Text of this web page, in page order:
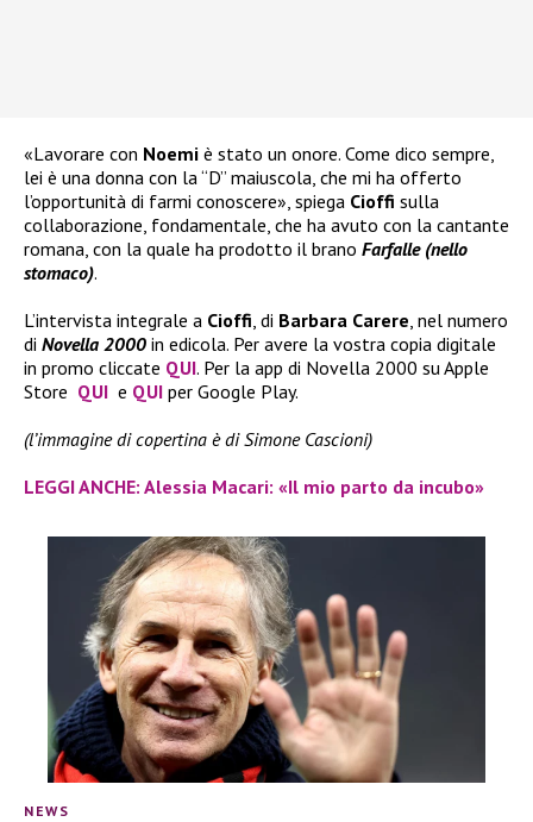
«Lavorare con Noemi è stato un onore. Come dico sempre,
lei è una donna con la “D” maiuscola, che mi ha offerto
l’opportunità di farmi conoscere», spiega Cioffi sulla
collaborazione, fondamentale, che ha avuto con la cantante
romana, con la quale ha prodotto il brano Farfalle (nello
stomaco).
L’intervista integrale a Cioffi, di Barbara Carere, nel numero
di Novella 2000 in edicola. Per avere la vostra copia digitale
in promo cliccate QUI. Per la app di Novella 2000 su Apple
Store QUI e QUI per Google Play.
(l’immagine di copertina è di Simone Cascioni)
LEGGI ANCHE: Alessia Macari: «Il mio parto da incubo»
NEWS